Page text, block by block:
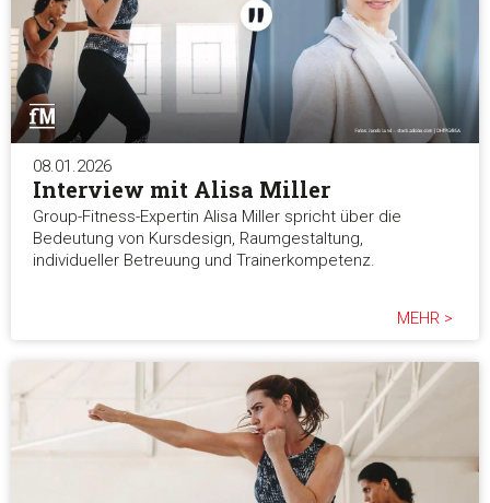
08.01.2026
Interview mit Alisa Miller
Group-Fitness-Expertin Alisa Miller spricht über die
Bedeutung von Kursdesign, Raumgestaltung,
individueller Betreuung und Trainerkompetenz.
MEHR >